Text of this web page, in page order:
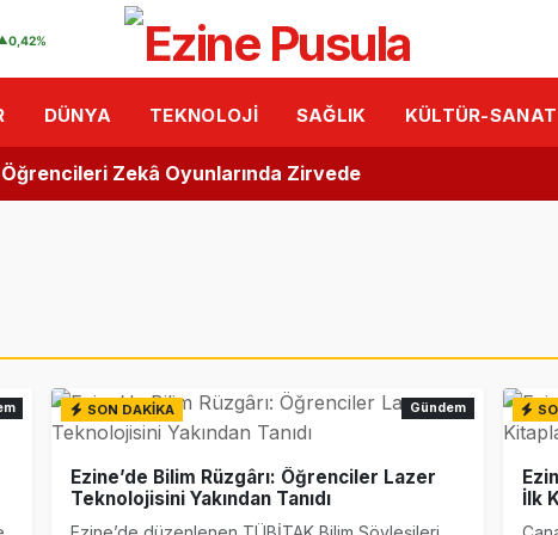
0,42%
DÜNYA TEKNOLOJI SAĞLIK KÜLTÜR-SANAT
Ankara gezisinde
Öğrenciler Lazer Teknolojisini Yakından Tanıdı
Büyük Başarı: İlk Kitaplarını Okurlarıyla
Zekâ Oyunlarında Zirvede
Hıdırellez Buluşması: Müzisyenlerden Anlamlı
"Sağlıklı Duruş" Eğitimi Verildi
OSB MYO’da “Çok Gezen mi Bilir, Çok Okuyan mı Bilir?”
OSB MYO Öğrencisine Erasmus+ Başarısı
SON DAKİKA Gündem
Ezine’de Bilim Rüzgârı: Öğrenciler Lazer
Teknolojisini Yakından Tanıdı
İlk